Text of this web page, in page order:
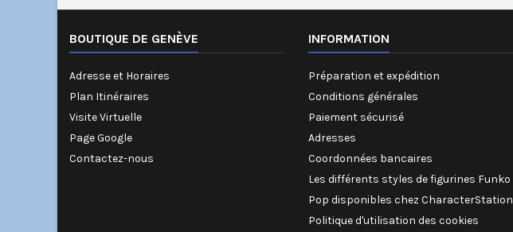
BOUTIQUE DE GENÈVE
Adresse et Horaires
Plan Itinéraires
Visite Virtuelle
Page Google
Contactez-nous
INFORMATION
Préparation et expédition
Conditions générales
Paiement sécurisé
Adresses
Coordonnées bancaires
Les différents styles de figurines Funko
Pop disponibles chez CharacterStation
Politique d'utilisation des cookies